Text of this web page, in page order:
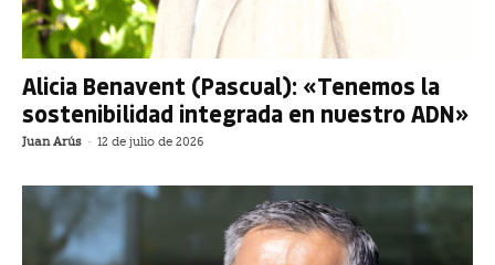
Alicia Benavent (Pascual): «Tenemos la
sostenibilidad integrada en nuestro ADN»
Juan Arús - 12 de julio de 2026